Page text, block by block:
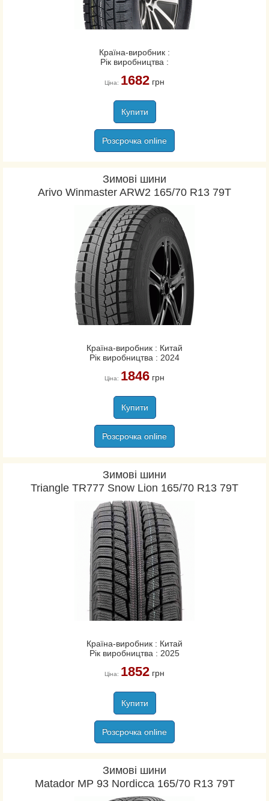
Країна-виробник :
Рік виробництва :
Ціна: 1682грн
Купити
Розсрочка online
Зимові шини
Arivo Winmaster ARW2 165/70 R13 79T
Країна-виробник : Китай
Рік виробництва : 2024
Ціна: 1846грн
Купити
Розсрочка online
Зимові шини
Triangle TR777 Snow Lion 165/70 R13 79T
Країна-виробник : Китай
Рік виробництва : 2025
Ціна: 1852грн
Купити
Розсрочка online
Зимові шини
Matador MP 93 Nordicca 165/70 R13 79T